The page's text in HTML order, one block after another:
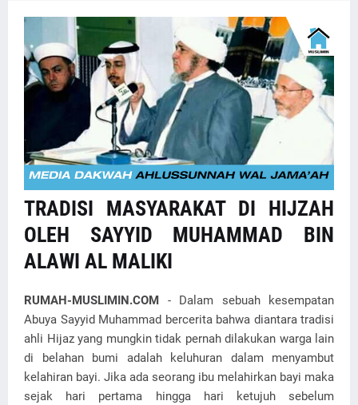
TRADISI MASYARAKAT DI HIJZAH
OLEH SAYYID MUHAMMAD BIN
ALAWI AL MALIKI
RUMAH-MUSLIMIN.COM - Dalam sebuah kesempatan
Abuya Sayyid Muhammad bercerita bahwa diantara tradisi
ahli Hijaz yang mungkin tidak pernah dilakukan warga lain
di belahan bumi adalah keluhuran dalam menyambut
kelahiran bayi. Jika ada seorang ibu melahirkan bayi maka
sejak hari pertama hingga hari ketujuh sebelum